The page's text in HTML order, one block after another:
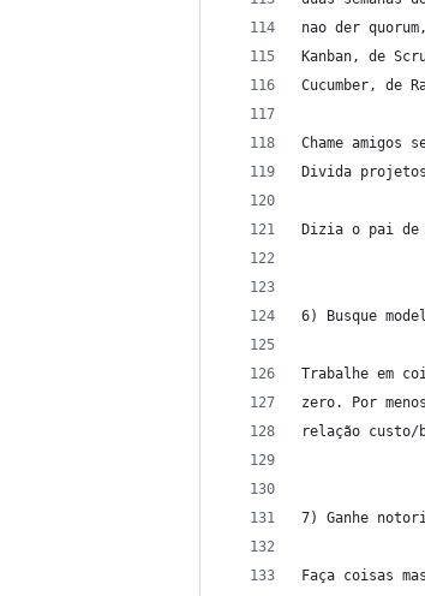
nao der
Kanban, de
Cucumber, de
Chame
Divida
Dizia o pai de
6) Busque
Trabalhe em
zero. Por
relação
7) Ganhe
Faça coisas